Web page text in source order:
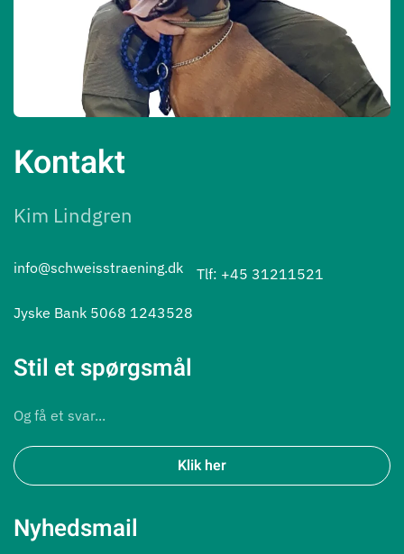
Kontakt
Kim Lindgren
info@schweisstraening.dk Tlf: +45 31211521
Jyske Bank 5068 1243528
Stil et spørgsmål
Og få et svar...
Klik her
Nyhedsmail